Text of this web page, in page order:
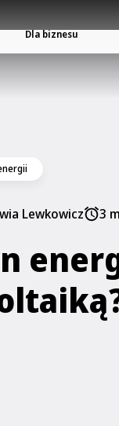
Dla biznesu
Lewkowicz 3